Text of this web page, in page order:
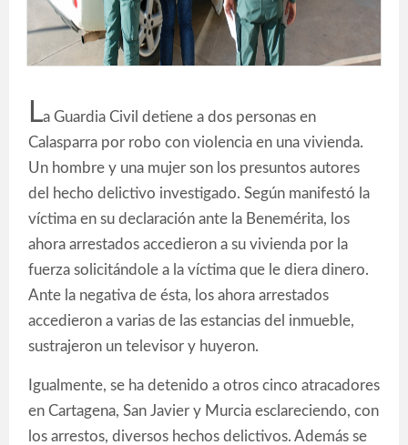
La Guardia Civil detiene a dos personas en
Calasparra por robo con violencia en una vivienda.
Un hombre y una mujer son los presuntos autores
del hecho delictivo investigado. Según manifestó la
víctima en su declaración ante la Benemérita, los
ahora arrestados accedieron a su vivienda por la
fuerza solicitándole a la víctima que le diera dinero.
Ante la negativa de ésta, los ahora arrestados
accedieron a varias de las estancias del inmueble,
sustrajeron un televisor y huyeron.
Igualmente, se ha detenido a otros cinco atracadores
en Cartagena, San Javier y Murcia esclareciendo, con
los arrestos, diversos hechos delictivos. Además se